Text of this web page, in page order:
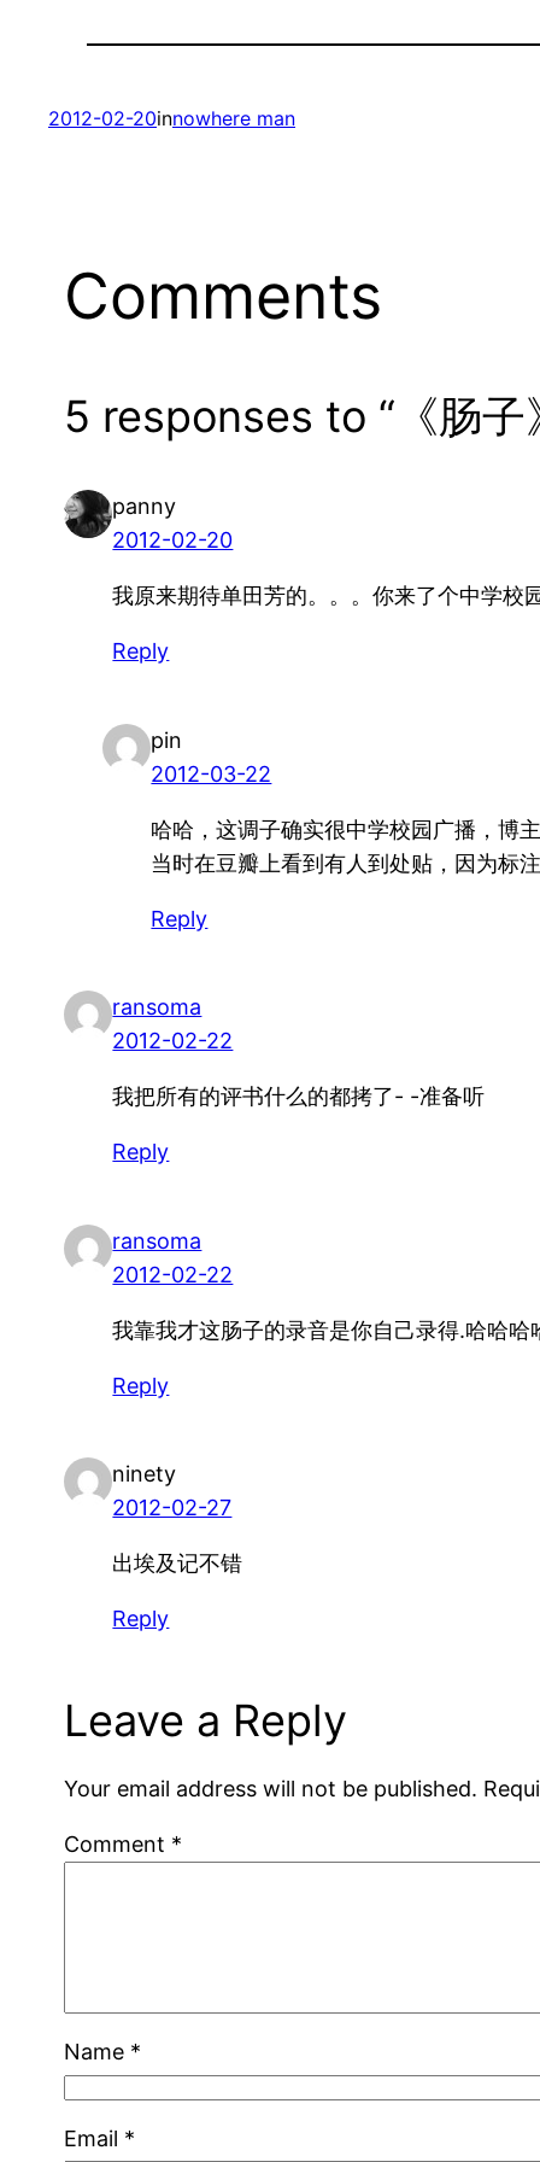
2012-02-20innowhere man
Comments
5 responses to “《肠子
panny
2012-02-20
我原来期待单田芳的。。。你来了个中学校
Reply
pin
2012-03-22
哈哈，这调子确实很中学校园广播，博
当时在豆瓣上看到有人到处贴，因为标
Reply
ransoma
2012-02-22
我把所有的评书什么的都拷了- -准备听
Reply
ransoma
2012-02-22
我靠我才这肠子的录音是你自己录得.哈哈哈
Reply
ninety
2012-02-27
出埃及记不错
Reply
Leave a Reply
Your email address will not be published.
Comment *
Name *
Email *